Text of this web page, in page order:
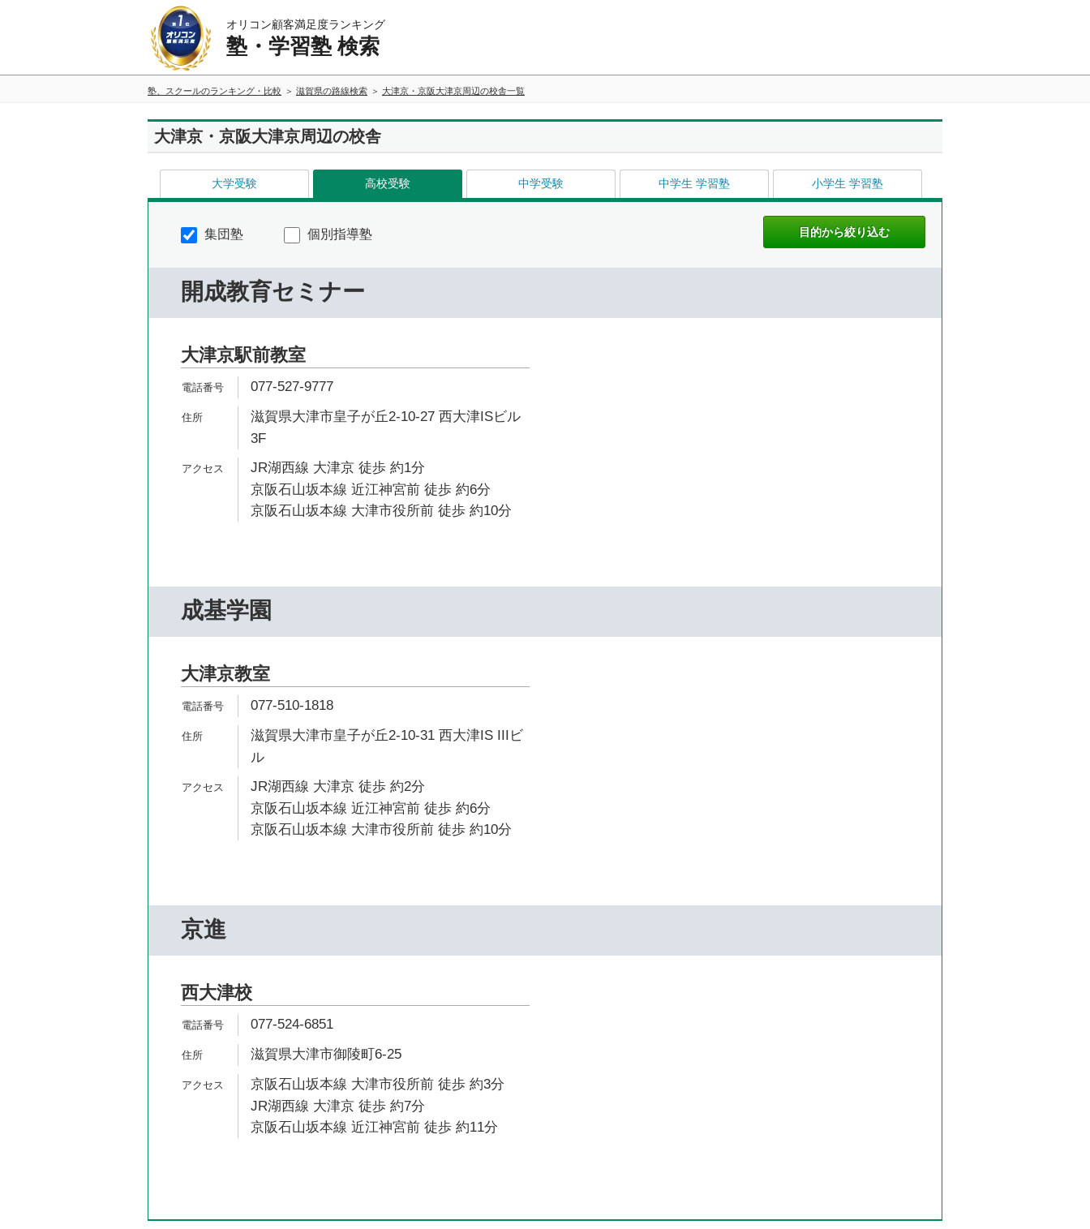
オリコン顧客満足度ランキング
塾・学習塾 検索
塾、スクールのランキング・比較 滋賀県の路線検索 大津京・京阪大津京周辺の校舎一覧
大津京・京阪大津京周辺の校舎
大学受験 高校受験 中学受験 中学生 学習塾 小学生 学習塾
集団塾 個別指導塾
開成教育セミナー
大津京駅前教室
077-527-9777
滋賀県大津市皇子が丘2-10-27 西大津ISビル
3F
JR湖西線 大津京 徒歩 約1分
京阪石山坂本線 近江神宮前 徒歩 約6分
京阪石山坂本線 大津市役所前 徒歩 約10分
成基学園
大津京教室
077-510-1818
滋賀県大津市皇子が丘2-10-31 西大津IS IIIビ
ル
JR湖西線 大津京 徒歩 約2分
京阪石山坂本線 近江神宮前 徒歩 約6分
京阪石山坂本線 大津市役所前 徒歩 約10分
京進
西大津校
077-524-6851
滋賀県大津市御陵町6-25
京阪石山坂本線 大津市役所前 徒歩 約3分
JR湖西線 大津京 徒歩 約7分
京阪石山坂本線 近江神宮前 徒歩 約11分